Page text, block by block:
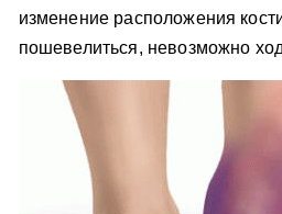
изменение расположения
пошевелиться, невозможно